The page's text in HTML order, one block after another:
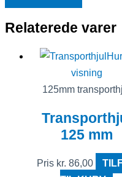
Relaterede varer
visning
125mm
125 mm
Pris kr. 86,00